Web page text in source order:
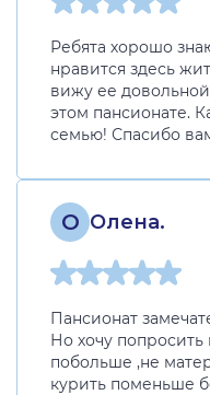
Ребята хорошо
нравится здесь
вижу ее
этом пансионате.
семью! Спасибо
О Олена.
Пансионат
Но хочу
побольше ,не
курить поменьше